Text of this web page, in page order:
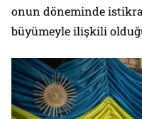
onun döneminde
büyümeyle ilişkili